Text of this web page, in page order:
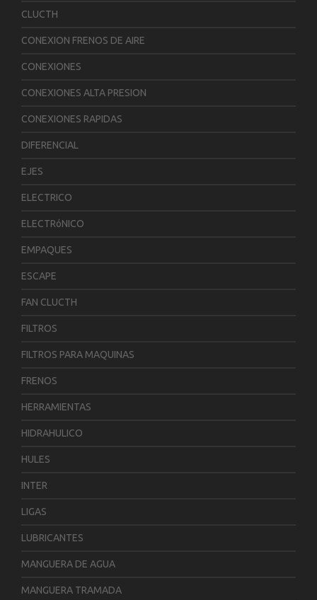
CLUCTH
CONEXION FRENOS DE AIRE
CONEXIONES
CONEXIONES ALTA PRESION
CONEXIONES RAPIDAS
DIFERENCIAL
EJES
ELECTRICO
ELECTRóNICO
EMPAQUES
ESCAPE
FAN CLUCTH
FILTROS
FILTROS PARA MAQUINAS
FRENOS
HERRAMIENTAS
HIDRAHULICO
HULES
INTER
LIGAS
LUBRICANTES
MANGUERA DE AGUA
MANGUERA TRAMADA